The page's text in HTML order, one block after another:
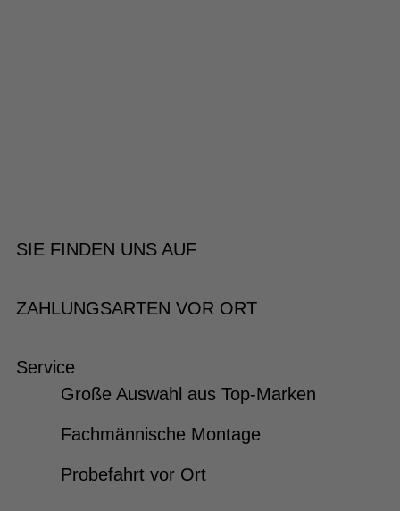
SIE FINDEN UNS AUF
ZAHLUNGSARTEN VOR ORT
Service
Große Auswahl aus Top-Marken
Fachmännische Montage
Probefahrt vor Ort